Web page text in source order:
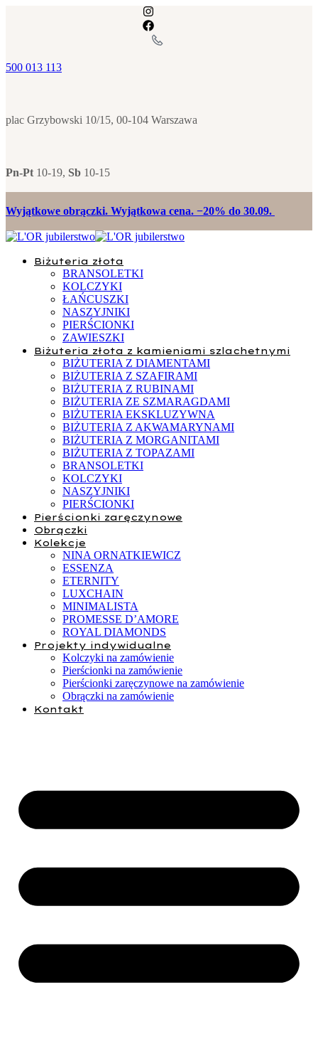
500 013 113
plac Grzybowski 10/15, 00-104 Warszawa
Pn-Pt 10-19, Sb 10-15
Wyjątkowe obrączki. Wyjątkowa cena. −20% do 30.09.
Biżuteria złota
BRANSOLETKI
KOLCZYKI
ŁAŃCUSZKI
NASZYJNIKI
PIERŚCIONKI
ZAWIESZKI
Biżuteria złota z kamieniami szlachetnymi
BIŻUTERIA Z DIAMENTAMI
BIŻUTERIA Z SZAFIRAMI
BIŻUTERIA Z RUBINAMI
BIŻUTERIA ZE SZMARAGDAMI
BIŻUTERIA EKSKLUZYWNA
BIŻUTERIA Z AKWAMARYNAMI
BIŻUTERIA Z MORGANITAMI
BIŻUTERIA Z TOPAZAMI
BRANSOLETKI
KOLCZYKI
NASZYJNIKI
PIERŚCIONKI
Pierścionki zaręczynowe
Obrączki
Kolekcje
NINA ORNATKIEWICZ
ESSENZA
ETERNITY
LUXCHAIN
MINIMALISTA
PROMESSE D’AMORE
ROYAL DIAMONDS
Projekty indywidualne
Kolczyki na zamówienie
Pierścionki na zamówienie
Pierścionki zaręczynowe na zamówienie
Obrączki na zamówienie
Kontakt